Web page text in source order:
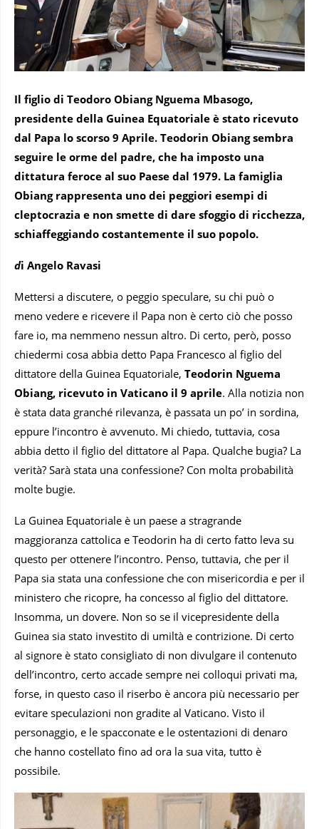
Il figlio di Teodoro Obiang Nguema Mbasogo,
presidente della Guinea Equatoriale è stato ricevuto
dal Papa lo scorso 9 Aprile. Teodorin Obiang sembra
seguire le orme del padre, che ha imposto una
dittatura feroce al suo Paese dal 1979. La famiglia
Obiang rappresenta uno dei peggiori esempi di
cleptocrazia e non smette di dare sfoggio di ricchezza,
schiaffeggiando costantemente il suo popolo.
di Angelo Ravasi
Mettersi a discutere, o peggio speculare, su chi può o
meno vedere e ricevere il Papa non è certo ciò che posso
fare io, ma nemmeno nessun altro. Di certo, però, posso
chiedermi cosa abbia detto Papa Francesco al figlio del
dittatore della Guinea Equatoriale, Teodorin Nguema
Obiang, ricevuto in Vaticano il 9 aprile. Alla notizia non
è stata data granché rilevanza, è passata un po’ in sordina,
eppure l’incontro è avvenuto. Mi chiedo, tuttavia, cosa
abbia detto il figlio del dittatore al Papa. Qualche bugia? La
verità? Sarà stata una confessione? Con molta probabilità
molte bugie.
La Guinea Equatoriale è un paese a stragrande
maggioranza cattolica e Teodorin ha di certo fatto leva su
questo per ottenere l’incontro. Penso, tuttavia, che per il
Papa sia stata una confessione che con misericordia e per il
ministero che ricopre, ha concesso al figlio del dittatore.
Insomma, un dovere. Non so se il vicepresidente della
Guinea sia stato investito di umiltà e contrizione. Di certo
al signore è stato consigliato di non divulgare il contenuto
dell’incontro, certo accade sempre nei colloqui privati ma,
forse, in questo caso il riserbo è ancora più necessario per
evitare speculazioni non gradite al Vaticano. Visto il
personaggio, e le spacconate e le ostentazioni di denaro
che hanno costellato fino ad ora la sua vita, tutto è
possibile.